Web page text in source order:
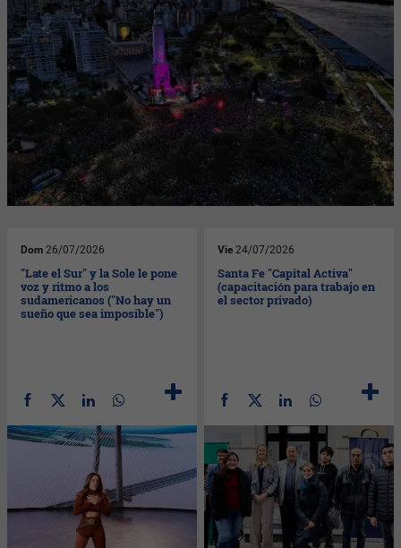
Dom 26/07/2026
"Late el Sur" y la Sole le pone
voz y ritmo a los
sudamericanos ("No hay un
sueño que sea imposible")
Vie 24/07/2026
Santa Fe "Capital Activa"
(capacitación para trabajo en
el sector privado)